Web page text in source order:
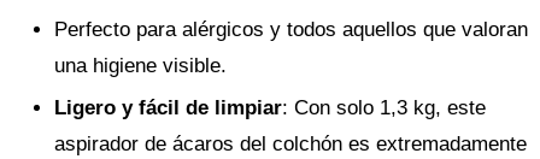
Perfecto para alérgicos y todos aquellos que valoran
una higiene visible.
Ligero y fácil de limpiar: Con solo 1,3 kg, este
aspirador de ácaros del colchón es extremadamente